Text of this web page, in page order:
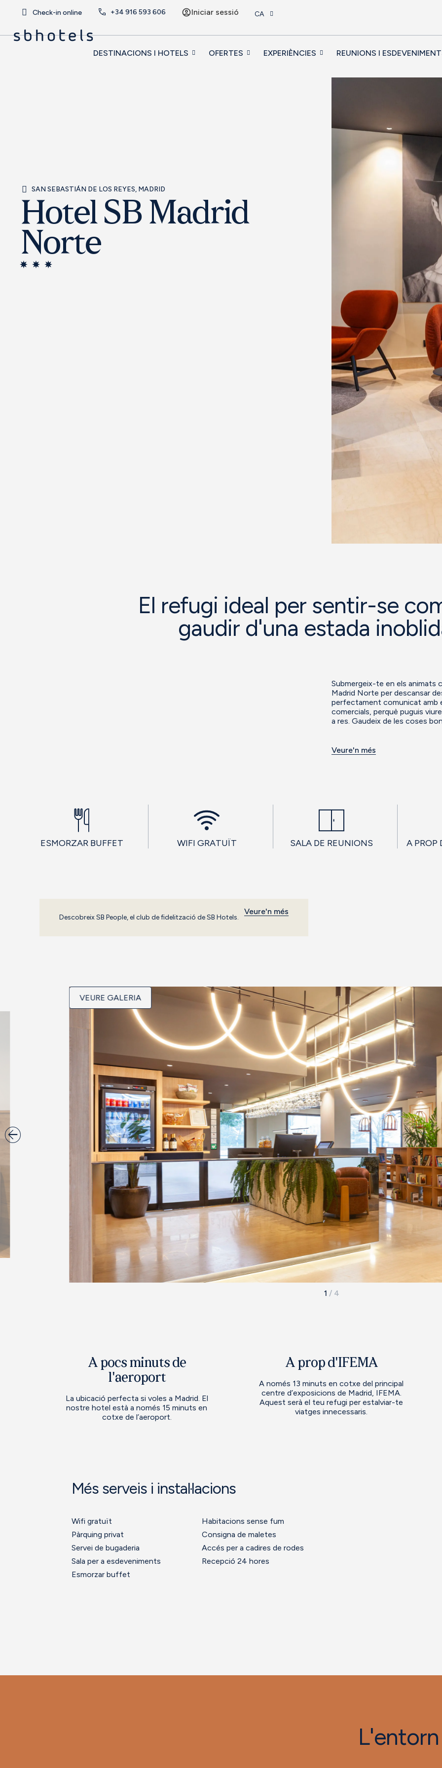
Check-in online +34 916 593 606 Iniciar sessió CA
DESTINACIONS I HOTELS OFERTES EXPERIÈNCIES REUNIONS I
SAN SEBASTIÁN DE LOS REYES, MADRID
Hotel SB Madrid
Norte
El refugi ideal per sentir-se
gaudir d'una estada
Submergeix-te en els animats
Madrid Norte per descansar
perfectament comunicat amb
comercials, perquè puguis
a res. Gaudeix de les coses
Veure'n més
ESMORZAR BUFFET WIFI GRATUÏT SALA DE REUNIONS A PROP
Descobreix SB People, el club de fidelització de SB Hotels.
Veure'n més
VEURE GALERIA
1 / 4
A pocs minuts de
l'aeroport
La ubicació perfecta si voles a Madrid. El
nostre hotel està a només 15 minuts en
cotxe de l’aeroport.
A prop d'IFEMA
A només 13 minuts en cotxe del principal
centre d’exposicions de Madrid, IFEMA.
Aquest serà el teu refugi per estalviar-te
viatges innecessaris.
Més serveis i instal·lacions
Wifi gratuït
Pàrquing privat
Servei de bugaderia
Sala per a esdeveniments
Esmorzar buffet
Habitacions sense fum
Consigna de maletes
Accés per a cadires de rodes
Recepció 24 hores